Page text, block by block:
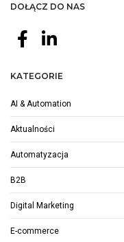
DOŁĄCZ DO NAS
KATEGORIE
AI & Automation
Aktualności
Automatyzacja
B2B
Digital Marketing
E-commerce